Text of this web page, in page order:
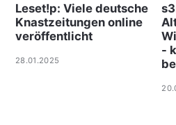
Leset!p: Viele deut­sche
Knast­zei­tungen online
ver­öf­f­ent­licht
28.01.2025
-